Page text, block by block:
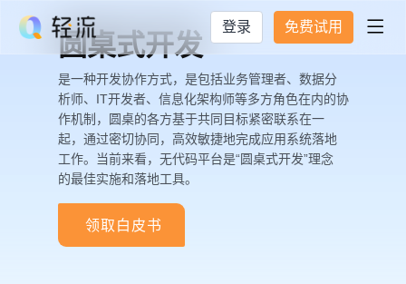
登录 免费试用 
圆桌式开发
是一种开发协作方式，是包括业务管理者、数据分
析师、IT开发者、信息化架构师等多方角色在内的协
作机制，圆桌的各方基于共同目标紧密联系在一
起，通过密切协同，高效敏捷地完成应用系统落地
工作。当前来看，无代码平台是“圆桌式开发”理念
的最佳实施和落地工具。
领取白皮书